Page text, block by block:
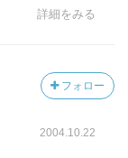
詳細をみる
フォロー
2004.10.22